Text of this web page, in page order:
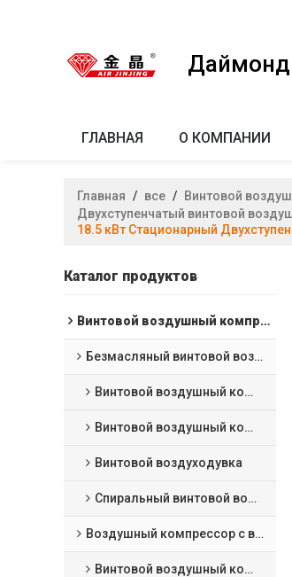
Даймонд
ГЛАВНАЯ О КОМПАНИИ
Главная / все / Винтовой
Двухступенчатый винтовой
18.5 кВт Стационарный
Каталог продуктов
Винтовой воздушный компрессор
Безмасляный винтовой воздушный компрессор
Винтовой воздушный компрессор с водяной смазкой
Винтовой воздушный компрессор сухого типа
Винтовой воздуходувка
Спиральный винтовой воздушный компрессор
Воздушный компрессор с впрыском масла
Винтовой воздушный компрессор с фиксированной скоростью